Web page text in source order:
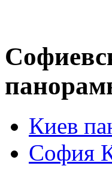
Киев
София